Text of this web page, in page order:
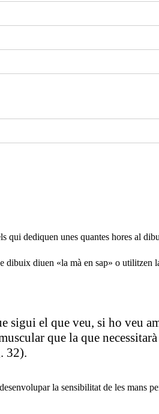
qui dediquen unes quantes hores al
diuen «la mà en sap» o
el que veu, si ho veu
que la que
32).
la sensibilitat de les mans